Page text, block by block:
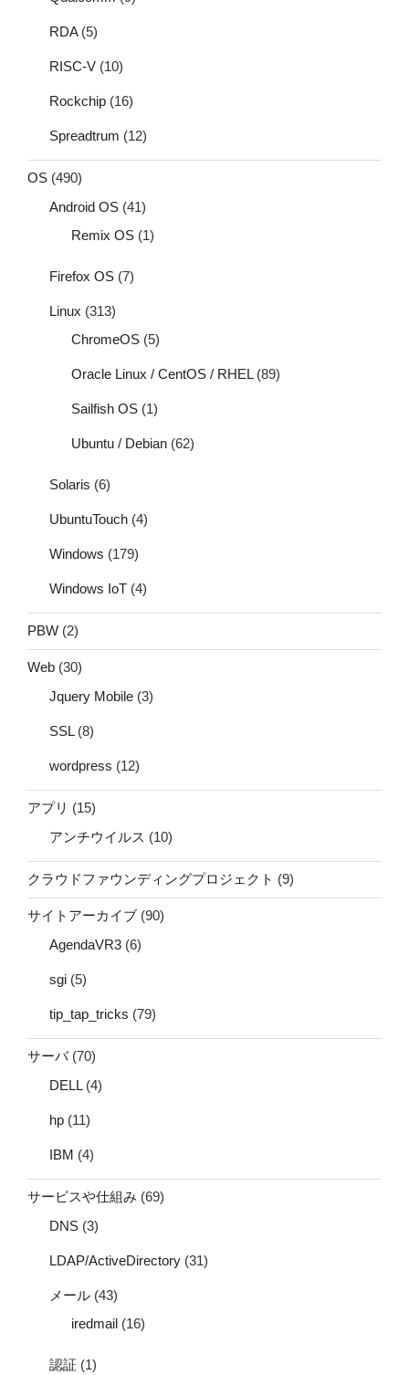
RDA(5)
RISC-V (10)
Rockchip (16)
Spreadtrum (12)
OS (490)
Android OS (41)
Remix OS (1)
Firefox OS (7)
Linux (313)
ChromeOS (5)
Oracle Linux / CentOS / RHEL(89)
Sailfish OS (1)
Ubuntu / Debian (62)
Solaris (6)
UbuntuTouch (4)
Windows (179)
Windows IoT (4)
PBW (2)
Web (30)
Jquery Mobile (3)
SSL(8)
wordpress (12)
アプリ (15)
アンチウイルス (10)
クラウドファウンディングプロジェクト (9)
サイトアーカイブ (90)
AgendaVR3 (6)
sgi (5)
tip_tap_tricks (79)
サーバ(70)
DELL(4)
hp (11)
IBM (4)
サービスや仕組み (69)
DNS (3)
LDAP/ActiveDirectory (31)
メール (43)
iredmail (16)
認証 (1)